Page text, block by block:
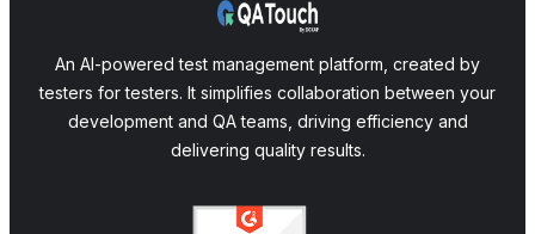
An AI-powered test management platform, created by
testers for testers. It simplifies collaboration between your
development and QA teams, driving efficiency and
delivering quality results.